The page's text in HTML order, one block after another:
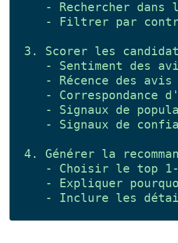
- Rechercher dans
- Filtrer par
3. Scorer les
- Sentiment des
   - Récence des avis
- Correspondance
- Signaux de
- Signaux de
4. Générer la
- Choisir le top
- Expliquer